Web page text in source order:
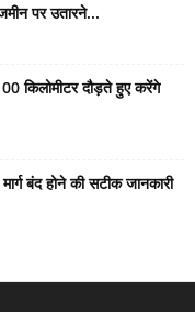
पर उतारने...
किलोमीटर दौड़ते हुए करेंगे
बंद होने की सटीक जानकारी